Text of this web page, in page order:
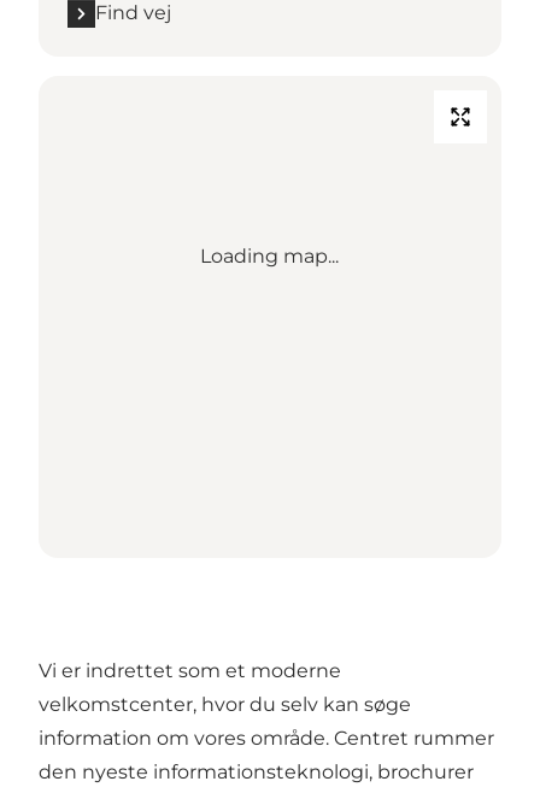
Find vej
Loading map...
Vi er indrettet som et moderne
velkomstcenter, hvor du selv kan søge
information om vores område. Centret rummer
den nyeste informationsteknologi, brochurer